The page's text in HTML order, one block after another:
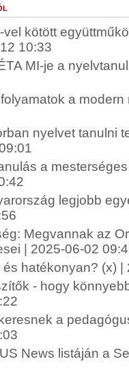
kötött
10:33
MI-je a
a
nyelvet tanulni
a
legjobb
Megvannak az
| 2025-06-02
hatékonyan? (x) |
- hogy
a
News listáján a